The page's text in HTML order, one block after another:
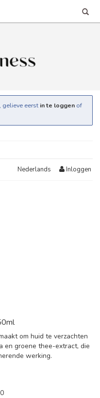
gelieve eerst in te loggen of
Nederlands Inloggen
om huid te verzachten
en groene thee-extract, die
werking.